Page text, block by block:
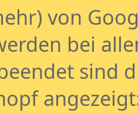
von
bei
sind